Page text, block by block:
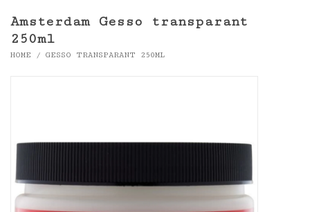
Handwerk & Textiel
Workshops
Inlijsting
Amsterdam Gesso transparant
250ml
HOME / GESSO TRANSPARANT 250ML